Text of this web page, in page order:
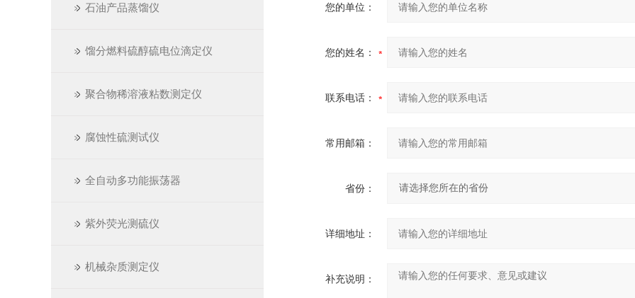
石油产品蒸馏仪
馏分燃料硫醇硫电位滴定仪
聚合物稀溶液粘数测定仪
腐蚀性硫测试仪
全自动多功能振荡器
紫外荧光测硫仪
机械杂质测定仪
您的单位：
您的姓名：
联系电话：
常用邮箱：
省份：
详细地址：
补充说明：